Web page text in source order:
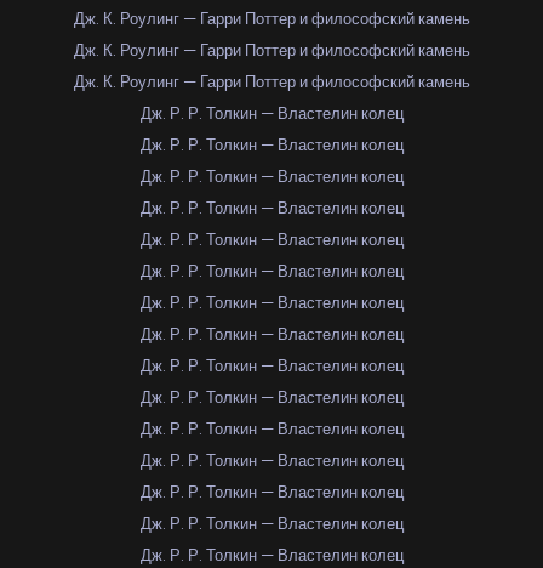
Дж. К. Роулинг — Гарри Поттер и философский камень
Дж. К. Роулинг — Гарри Поттер и философский камень
Дж. К. Роулинг — Гарри Поттер и философский камень
Дж. Р. Р. Толкин — Властелин колец
Дж. Р. Р. Толкин — Властелин колец
Дж. Р. Р. Толкин — Властелин колец
Дж. Р. Р. Толкин — Властелин колец
Дж. Р. Р. Толкин — Властелин колец
Дж. Р. Р. Толкин — Властелин колец
Дж. Р. Р. Толкин — Властелин колец
Дж. Р. Р. Толкин — Властелин колец
Дж. Р. Р. Толкин — Властелин колец
Дж. Р. Р. Толкин — Властелин колец
Дж. Р. Р. Толкин — Властелин колец
Дж. Р. Р. Толкин — Властелин колец
Дж. Р. Р. Толкин — Властелин колец
Дж. Р. Р. Толкин — Властелин колец
Дж. Р. Р. Толкин — Властелин колец